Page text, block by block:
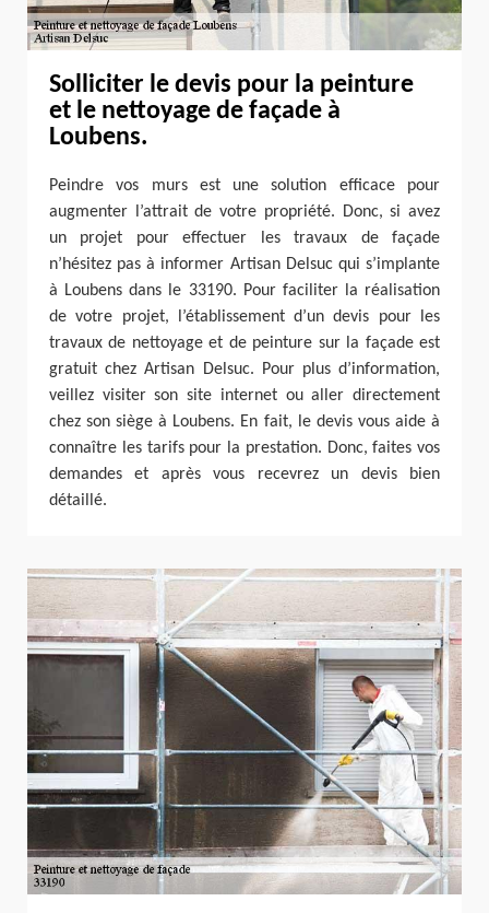
Solliciter le devis pour la peinture
et le nettoyage de façade à
Loubens.
Peindre vos murs est une solution efficace pour
augmenter l’attrait de votre propriété. Donc, si avez
un projet pour effectuer les travaux de façade
n’hésitez pas à informer Artisan Delsuc qui s’implante
à Loubens dans le 33190. Pour faciliter la réalisation
de votre projet, l’établissement d’un devis pour les
travaux de nettoyage et de peinture sur la façade est
gratuit chez Artisan Delsuc. Pour plus d’information,
veillez visiter son site internet ou aller directement
chez son siège à Loubens. En fait, le devis vous aide à
connaître les tarifs pour la prestation. Donc, faites vos
demandes et après vous recevrez un devis bien
détaillé.